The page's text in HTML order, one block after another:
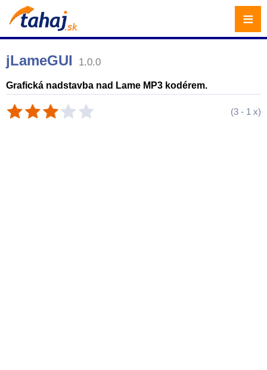
jLameGUI 1.0.0
Grafická nadstavba nad Lame MP3 kodérem.
(3 - 1 x)
≡